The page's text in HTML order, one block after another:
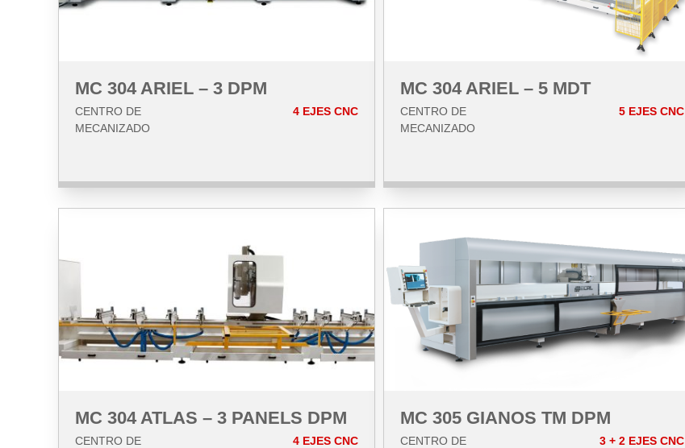
MC 304 ARIEL – 3 DPM
CENTRO DE
MECANIZADO
4 EJES CNC
MC 304 ARIEL – 5 MDT
CENTRO DE
MECANIZADO
5 EJES CNC
MC 304 ATLAS – 3 PANELS DPM
CENTRO DE
4 EJES CNC
MC 305 GIANOS TM DPM
CENTRO DE
3 + 2 EJES CNC